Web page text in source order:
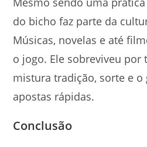
do bicho faz parte da
Músicas, novelas e até
o jogo. Ele sobreviveu
mistura tradição, sorte e
apostas rápidas.
Conclusão